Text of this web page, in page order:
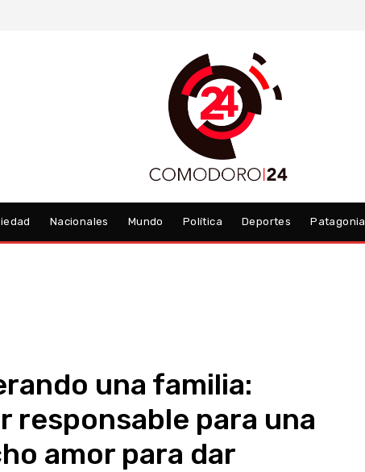
Nacionales Mundo Política Deportes Patagonia
una familia:
responsable para una
amor para dar